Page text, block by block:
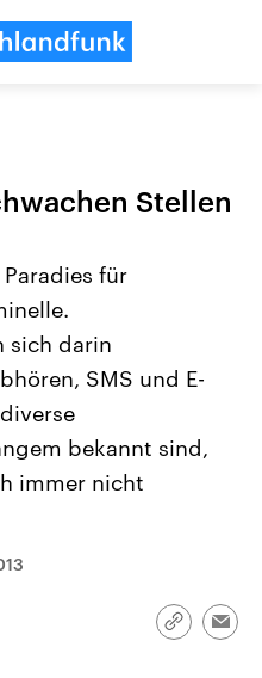
USA
Aktuelle Beiträge,
Hintergründe
Wirtschaftlich und
gehören die Vereinigten
Stellen
für
sich darin
SMS und E-
bekannt sind,
immer nicht
Link